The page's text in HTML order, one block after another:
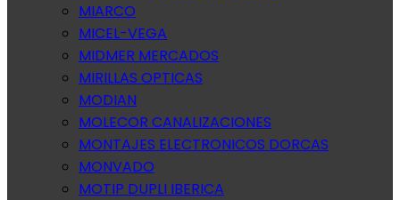
MIARCO
MICEL-VEGA
MIDMER MERCADOS
MIRILLAS OPTICAS
MODIAN
MOLECOR CANALIZACIONES
MONTAJES ELECTRONICOS DORCAS
MONVADO
MOTIP DUPLI IBERICA